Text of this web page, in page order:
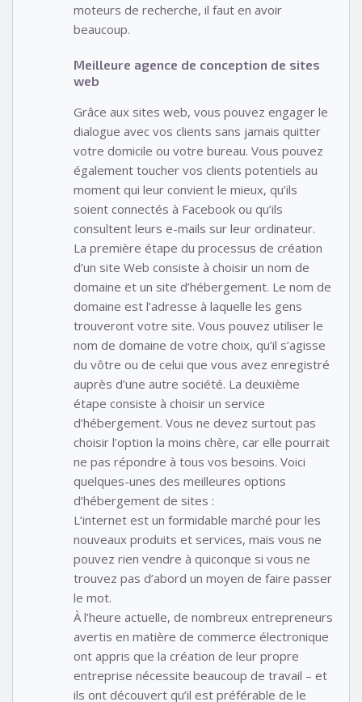
moteurs de recherche, il faut en avoir
beaucoup.
Meilleure agence de conception de sites
web
Grâce aux sites web, vous pouvez engager le
dialogue avec vos clients sans jamais quitter
votre domicile ou votre bureau. Vous pouvez
également toucher vos clients potentiels au
moment qui leur convient le mieux, qu’ils
soient connectés à Facebook ou qu’ils
consultent leurs e-mails sur leur ordinateur.
La première étape du processus de création
d’un site Web consiste à choisir un nom de
domaine et un site d’hébergement. Le nom de
domaine est l’adresse à laquelle les gens
trouveront votre site. Vous pouvez utiliser le
nom de domaine de votre choix, qu’il s’agisse
du vôtre ou de celui que vous avez enregistré
auprès d’une autre société. La deuxième
étape consiste à choisir un service
d’hébergement. Vous ne devez surtout pas
choisir l’option la moins chère, car elle pourrait
ne pas répondre à tous vos besoins. Voici
quelques-unes des meilleures options
d’hébergement de sites :
L’internet est un formidable marché pour les
nouveaux produits et services, mais vous ne
pouvez rien vendre à quiconque si vous ne
trouvez pas d’abord un moyen de faire passer
le mot.
À l’heure actuelle, de nombreux entrepreneurs
avertis en matière de commerce électronique
ont appris que la création de leur propre
entreprise nécessite beaucoup de travail – et
ils ont découvert qu’il est préférable de le